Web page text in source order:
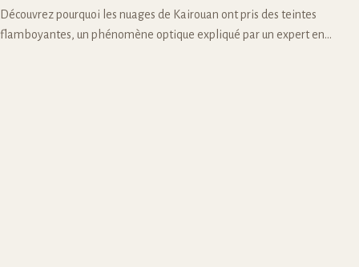
Découvrez pourquoi les nuages de Kairouan ont pris des teintes
flamboyantes, un phénomène optique expliqué par un expert en